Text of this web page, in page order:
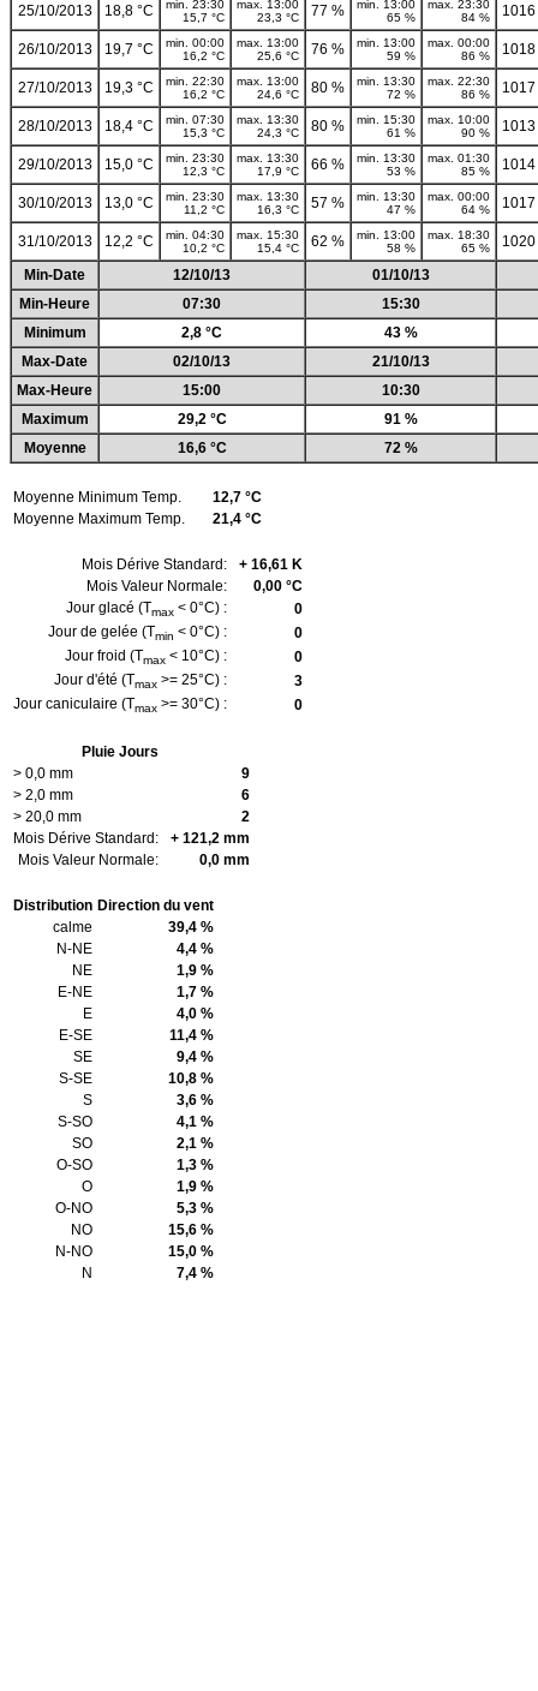
25/10/2013 18,8 °C
min. 23:30
15,7 °C
max. 13:00
23,3 °C
77 %
min. 13:00
65 %
max. 23:30
84 %
26/10/2013 19,7 °C
min. 00:00
16,2 °C
max. 13:00
25,6 °C
76 %
min. 13:00
59 %
max. 00:00
86 %
27/10/2013 19,3 °C
min. 22:30
16,2 °C
max. 13:00
24,6 °C
80 %
min. 13:30
72 %
max. 22:30
86 %
28/10/2013 18,4 °C
min. 07:30
15,3 °C
max. 13:30
24,3 °C
80 %
min. 15:30
61 %
max. 10:00
90 %
29/10/2013 15,0 °C
min. 23:30
12,3 °C
max. 13:30
17,9 °C
66 %
min. 13:30
53 %
max. 01:30
85 %
30/10/2013 13,0 °C
min. 23:30
11,2 °C
max. 13:30
16,3 °C
57 %
min. 13:30
47 %
max. 00:00
64 %
31/10/2013 12,2 °C
min. 04:30
10,2 °C
max. 15:30
15,4 °C
62 %
min. 13:00
58 %
max. 18:30
65 %
Min-Date
12/10/13
01/10/13
Min-Heure
07:30
15:30
Minimum
2,8 °C
43 %
Max-Date
02/10/13
21/10/13
Max-Heure
15:00
10:30
Maximum
29,2 °C
91 %
Moyenne
16,6 °C 72 %
Moyenne Minimum Temp.
12,7 °C
Moyenne Maximum Temp.
21,4 °C
Mois Dérive Standard:
+ 16,61 K
Mois Valeur Normale:
0,00 °C
Jour glacé (Tmax < 0°C) :
0
Jour de gelée (Tmin < 0°C) :
0
Jour froid (Tmax < 10°C) :
0
Jour d'été (Tmax >= 25°C) :
3
Jour caniculaire (Tmax >= 30°C) : 0
Pluie Jours
> 0,0 mm
9
> 2,0 mm
6
> 20,0 mm
2
Mois Dérive Standard:
+ 121,2 mm
Mois Valeur Normale:
0,0 mm
Distribution Direction du vent
calme
39,4 %
N-NE
4,4 %
NE
1,9 %
E-NE
1,7 %
E
4,0 %
E-SE
11,4 %
SE
9,4 %
S-SE
10,8 %
S
3,6 %
S-SO
4,1 %
SO
2,1 %
O-SO
1,3 %
O
1,9 %
O-NO
5,3 %
NO
15,6 %
N-NO
15,0 %
N
7,4 %